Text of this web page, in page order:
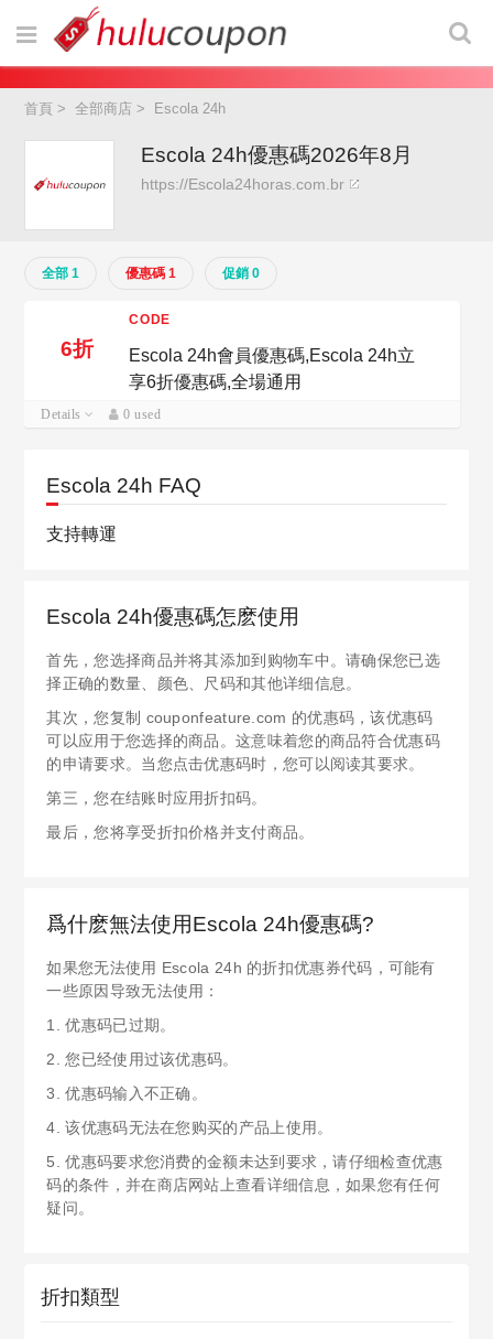
首頁 >全部商店 > Escola 24h
Escola 24h優惠碼2026年8月
https://Escola24horas.com.br
全部 1 優惠碼 1 促銷 0
6折
CODE
Escola 24h會員優惠碼,Escola 24h立
享6折優惠碼,全場通用
Details 0 used
Escola 24h FAQ
支持轉運
Escola 24h優惠碼怎麽使用
首先，您选择商品并将其添加到购物车中。请确保您已选
择正确的数量、颜色、尺码和其他详细信息。
其次，您复制 couponfeature.com 的优惠码，该优惠码
可以应用于您选择的商品。这意味着您的商品符合优惠码
的申请要求。当您点击优惠码时，您可以阅读其要求。
第三，您在结账时应用折扣码。
最后，您将享受折扣价格并支付商品。
爲什麽無法使用Escola 24h優惠碼?
如果您无法使用 Escola 24h 的折扣优惠券代码，可能有
一些原因导致无法使用：
1. 优惠码已过期。
2. 您已经使用过该优惠码。
3. 优惠码输入不正确。
4. 该优惠码无法在您购买的产品上使用。
5. 优惠码要求您消费的金额未达到要求，请仔细检查优惠
码的条件，并在商店网站上查看详细信息，如果您有任何
疑问。
折扣類型